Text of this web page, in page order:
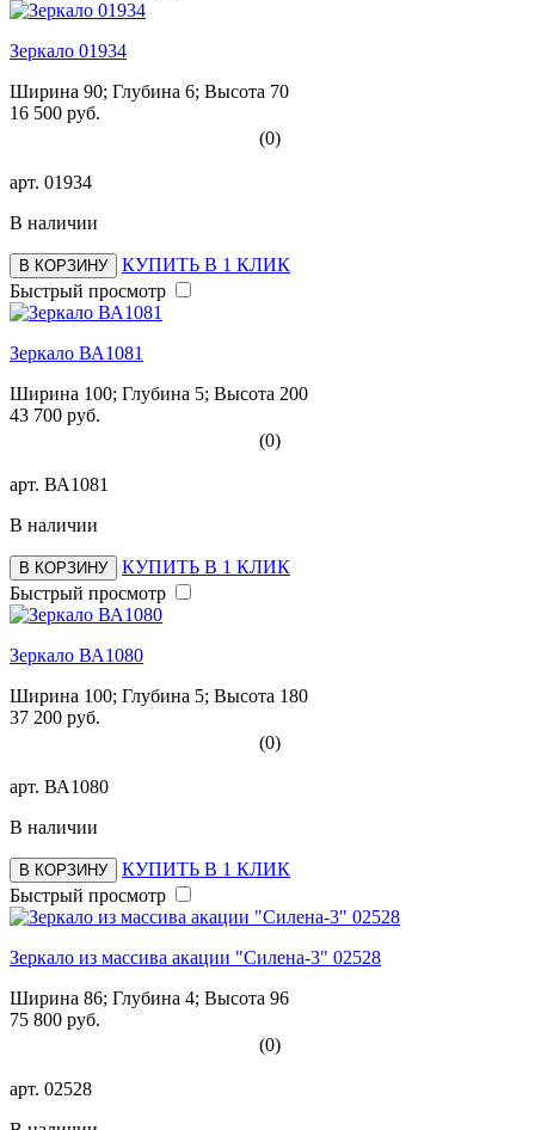
Зеркало 01934
Ширина 90; Глубина 6; Высота 70
16 500 руб.
(0)
арт. 01934
В наличии
В КОРЗИНУ
КУПИТЬ В 1 КЛИК
Быстрый просмотр
Зеркало ВА1081
Ширина 100; Глубина 5; Высота 200
43 700 руб.
(0)
арт. ВА1081
В наличии
В КОРЗИНУ
КУПИТЬ В 1 КЛИК
Быстрый просмотр
Зеркало ВА1080
Ширина 100; Глубина 5; Высота 180
37 200 руб.
(0)
арт. ВА1080
В наличии
В КОРЗИНУ
КУПИТЬ В 1 КЛИК
Быстрый просмотр
Зеркало из массива акации "Силена-3" 02528
Ширина 86; Глубина 4; Высота 96
75 800 руб.
(0)
арт. 02528